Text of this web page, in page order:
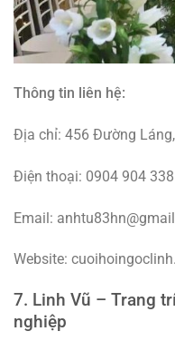
Thông tin liên hệ:
Địa chỉ: 456 Đường
Điện thoại: 0904 904 338
Email:
Website:
7. Linh Vũ – Trang
nghiệp